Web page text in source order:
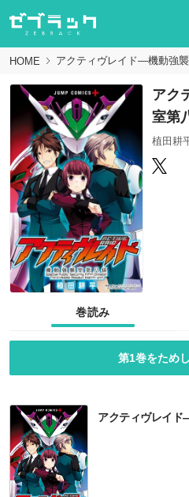
HOME アクティヴレイド―機動強
アク
室第
植田耕
巻読み
第1巻をため
アクティヴレイ